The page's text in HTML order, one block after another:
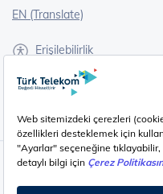
EN (Translate)
Erişilebilirlik
İşaret Dili Çevirisi